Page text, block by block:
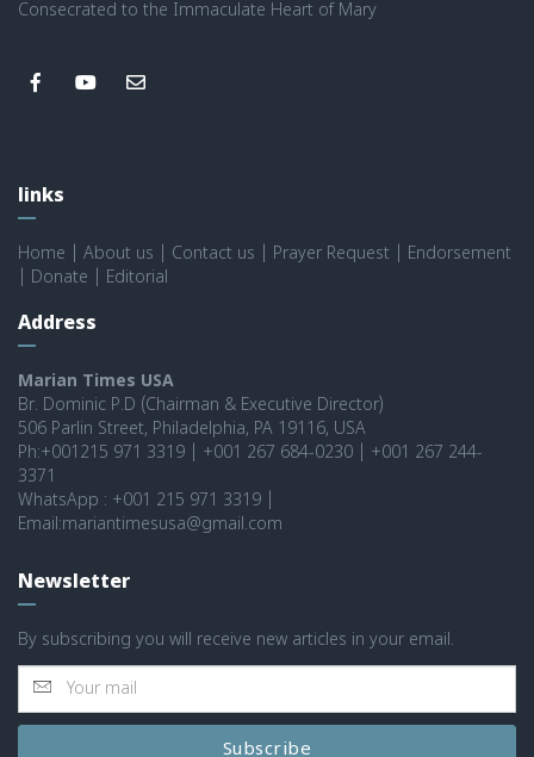
Consecrated to the Immaculate Heart of Mary
links
Home About us Contact us Prayer Request
Endorsement
Donate Editorial
Address
Marian Times USA
Br. Dominic P.D (Chairman & Executive Director)
506 Parlin Street, Philadelphia, PA 19116, USA
Ph:+001215 971 3319 | +001 267 684-0230 | +001 267 244-
3371
WhatsApp : +001 215 971 3319 |
Email:mariantimesusa@gmail.com
Newsletter
By subscribing you will receive new articles in your email.
Subscribe